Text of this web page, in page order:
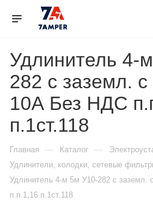
Удлинитель 4-
282 с заземл. с
10А Без НДС
п.1ст.118
Главная — Каталог —
Удлинители, колодки, сетевые
Удлинитель 4-м 5м У10-282 с заземл.
п.п.1,16 п.1ст.118